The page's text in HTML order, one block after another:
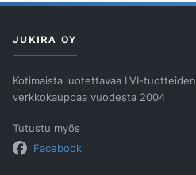
JUKIRA OY
Kotimaista luotettavaa LVI-tuotteiden
verkkokauppaa vuodesta 2004
Tutustu myös
Facebook